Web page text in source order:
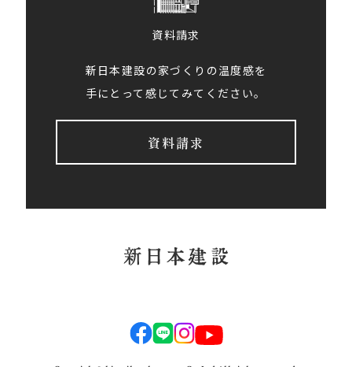
資料請求
新日本建設の家づくりの温度感を
手にとって感じてみてください。
資料請求